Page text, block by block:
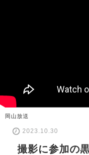
岡山放送
2023.10.30
撮影に参加の